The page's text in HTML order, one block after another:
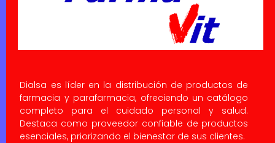
Dialsa es líder en la distribución de productos de
farmacia y parafarmacia, ofreciendo un catálogo
completo para el cuidado personal y salud.
Destaca como proveedor confiable de productos
esenciales, priorizando el bienestar de sus clientes.